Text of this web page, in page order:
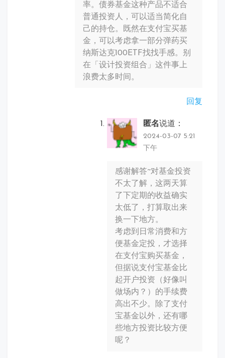
率。债券基金这种产品不适合
普通投资人，可以适当简化自
己的持仓。既然在支付宝买基
金，可以考虑拿一部分弹药买
纳斯达克100ETF找找手感。别
在「设计投资组合」这件事上
浪费太多时间。
回复
匿名说道：
2024-03-07 5:21
下午
感谢解答~对基金投资
不太了解，这两天算
了下定期的收益确实
太低了，打算取出来
换一下地方。
考虑到日常消费和方
便基金定投，才选择
在支付宝购买基金，
但据说支付宝基金比
起开户投资（好像叫
做场内？）的手续费
高出不少。除了支付
宝基金以外，还有哪
些地方投资比较方便
呢？